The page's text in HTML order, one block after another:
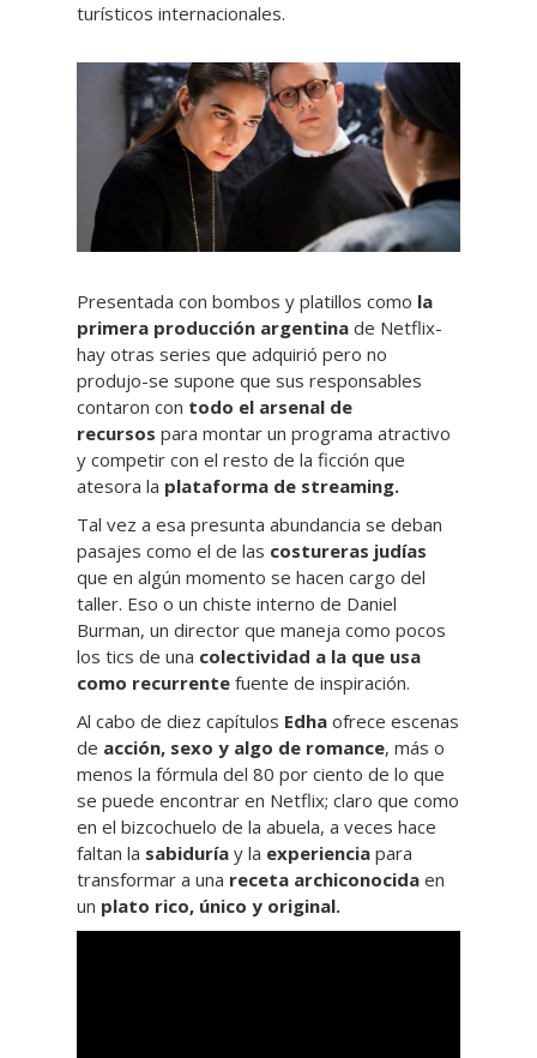
turísticos internacionales.
Presentada con bombos y platillos como la
primera producción argentina de Netflix-
hay otras series que adquirió pero no
produjo-se supone que sus responsables
contaron con todo el arsenal de
recursos para montar un programa atractivo
y competir con el resto de la ficción que
atesora la plataforma de streaming.
Tal vez a esa presunta abundancia se deban
pasajes como el de las costureras judías
que en algún momento se hacen cargo del
taller. Eso o un chiste interno de Daniel
Burman, un director que maneja como pocos
los tics de una colectividad a la que usa
como recurrente fuente de inspiración.
Al cabo de diez capítulos Edha ofrece escenas
de acción, sexo y algo de romance, más o
menos la fórmula del 80 por ciento de lo que
se puede encontrar en Netflix; claro que como
en el bizcochuelo de la abuela, a veces hace
faltan la sabiduría y la experiencia para
transformar a una receta archiconocida en
un plato rico, único y original.